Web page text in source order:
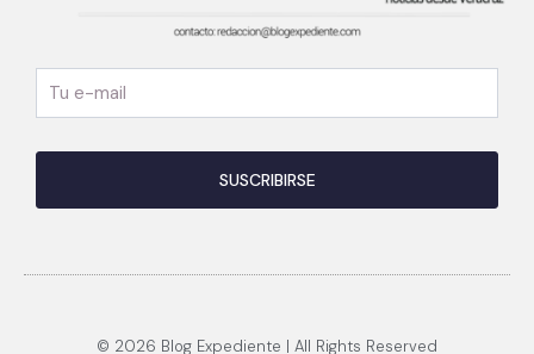
© 2026 Blog Expediente | All Rights Reserved